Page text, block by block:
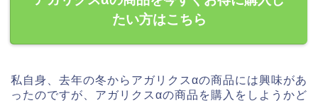
たい方はこちら
私自身、去年の冬からアガリクスαの商品には興味があ
ったのですが、アガリクスαの商品を購入をしようかど